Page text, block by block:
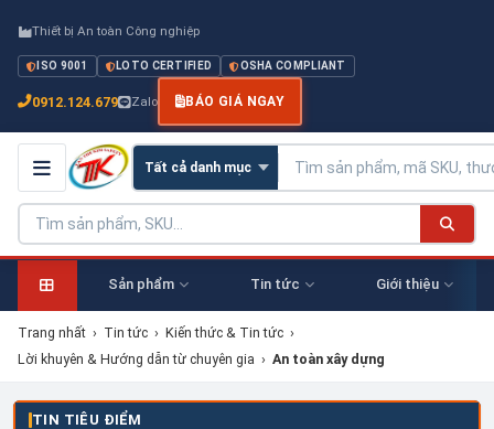
Thiết bị An toàn Công nghiệp
ISO 9001 LOTO CERTIFIED OSHA COMPLIANT
0912.124.679 Zalo BÁO GIÁ NGAY
Sản phẩm Tin tức Giới thiệu
Trang nhất › Tin tức › Kiến thức & Tin tức ›
Lời khuyên & Hướng dẫn từ chuyên gia › An toàn xây dựng
TIN TIÊU ĐIỂM